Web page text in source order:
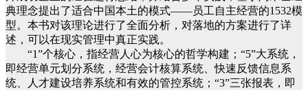
典理念提出了适合中国本土的模式——员工自主经营的1532模
型。本书对该理论进行了全面分析，对落地的方案进行了详
述，可以在现实管理中真正实践。
“1”个核心，指经营人心为核心的哲学构建；“5”大系统，
即经营单元划分系统，经营会计核算系统、快速反馈信息系
统、人才建设培养系统和有效的管控系统；“3”三张报表，即